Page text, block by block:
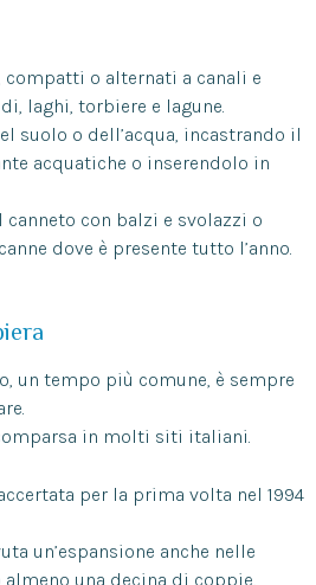
o alternati a canali e
laghi, torbiere e lagune.
suolo o dell’acqua, incastrando il
acquatiche o inserendolo in
con balzi e svolazzi o
dove è presente tutto l’anno.
un tempo più comune, è sempre
in molti siti italiani.
per la prima volta nel 1994
un’espansione anche nelle
una decina di coppie,